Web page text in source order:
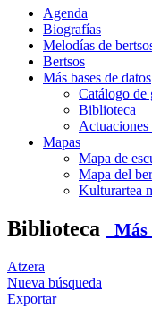
Agenda
Biografías
Melodías de
Bertsos
Más bases de datos
Catálogo de
Biblioteca
Actuaciones
Mapas
Mapa de
Mapa del
Kulturartea
Biblioteca Más
Atzera
Nueva búsqueda
Exportar